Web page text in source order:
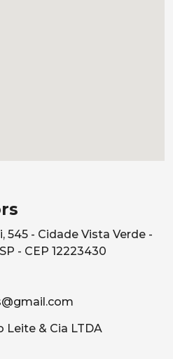
545 - Cidade Vista Verde -
- CEP 12223430
Leite & Cia LTDA